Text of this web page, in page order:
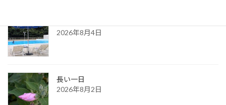
2026年8月4日
長い一日
2026年8月2日